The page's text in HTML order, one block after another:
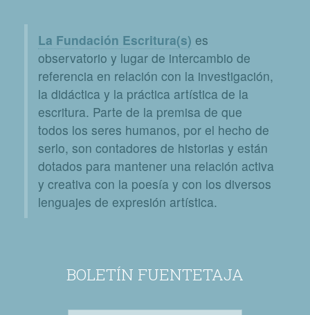
La Fundación Escritura(s) es
observatorio y lugar de intercambio de
referencia en relación con la investigación,
la didáctica y la práctica artística de la
escritura. Parte de la premisa de que
todos los seres humanos, por el hecho de
serlo, son contadores de historias y están
dotados para mantener una relación activa
y creativa con la poesía y con los diversos
lenguajes de expresión artística.
BOLETÍN FUENTETAJA